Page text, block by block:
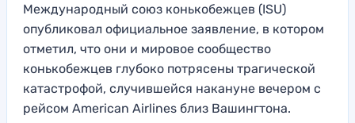
Международный союз конькобежцев (ISU)
опубликовал официальное заявление, в котором
отметил, что они и мировое сообщество
конькобежцев глубоко потрясены трагической
катастрофой, случившейся накануне вечером с
рейсом American Airlines близ Вашингтона.